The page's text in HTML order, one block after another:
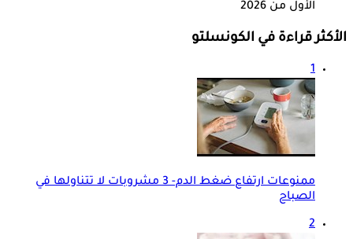
الأول من 2026
الأكثر قراءة في الكونسلتو
1
ممنوعات ارتفاع ضغط الدم- 3 مشروبات لا تتناولها في
الصباح
2